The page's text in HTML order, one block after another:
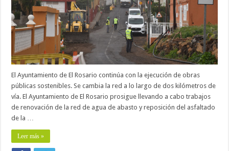
El Ayuntamiento de El Rosario continúa con la ejecución de obras
públicas sostenibles. Se cambia la red a lo largo de dos kilómetros de
vía. El Ayuntamiento de El Rosario prosigue llevando a cabo trabajos
de renovación de la red de agua de abasto y reposición del asfaltado
de la …
Leer más »